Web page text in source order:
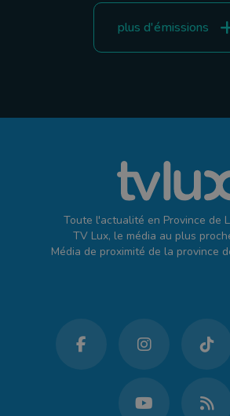
plus d'émissions
Toute l'actualité en Province de
TV Lux, le média au plus
Média de proximité de la province